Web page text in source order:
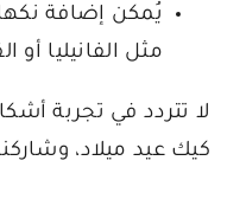
يُمكن إضافة
مثل الفانيليا أو
لا تتردد في تجربة
كيك عيد ميلاد،